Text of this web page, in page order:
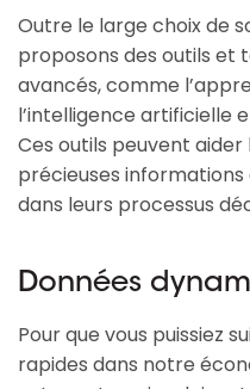
Outre le large choix de
proposons des outils et
avancés, comme
l’intelligence artificielle
Ces outils peuvent
précieuses
dans leurs processus
Données
Pour que vous puissiez
rapides dans notre